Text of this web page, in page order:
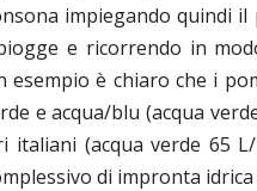
impiegando quindi
e ricorrendo in
esempio è chiaro che i
e acqua/blu (acqua
(acqua verde 65
di impronta idrica